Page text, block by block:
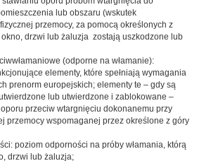
lub obszaru (wskutek
przemocy, za pomocą określonych z
drzwi lub żaluzja zostają uszkodzone lub
(odporne na włamanie):
elementy, które spełniają wymagania
prenorm europejskich; elementy te – gdy są
lub utwierdzone i zablokowane –
oporu przeciw wtargnięciu dokonanemu przy
przemocy wspomaganej przez określone z góry
poziom odporności na próby włamania, którą
drzwi lub żaluzja;